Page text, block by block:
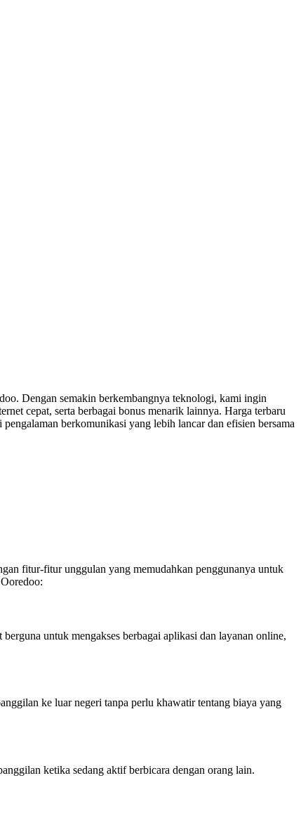
Dengan semakin berkembangnya teknologi, kami ingin
cepat, serta berbagai bonus menarik lainnya. Harga terbaru
berkomunikasi yang lebih lancar dan efisien bersama
fitur-fitur unggulan yang memudahkan penggunanya untuk
untuk mengakses berbagai aplikasi dan layanan online,
ke luar negeri tanpa perlu khawatir tentang biaya yang
ketika sedang aktif berbicara dengan orang lain.